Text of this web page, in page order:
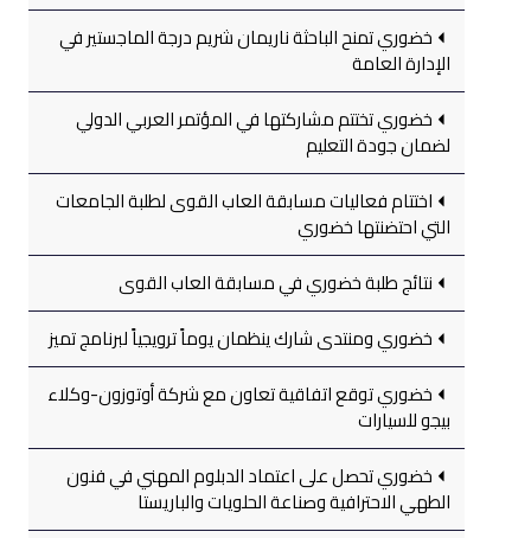
خضوري تمنح الباحثة ناريمان شريم درجة الماجستير في
الإدارة العامة
خضوري تختتم مشاركتها في المؤتمر العربي الدولي
لضمان جودة التعليم
اختتام فعاليات مسابقة العاب القوى لطلبة الجامعات
التي احتضنتها خضوري
نتائج طلبة خضوري في مسابقة العاب القوى
خضوري ومنتدى شارك ينظمان يوماً ترويجياً لبرنامج تميز
خضوري توقع اتفاقية تعاون مع شركة أوتوزون-وكلاء
بيجو للسيارات
خضوري تحصل على اعتماد الدبلوم المهني في فنون
الطهي الاحترافية وصناعة الحلويات والباريستا